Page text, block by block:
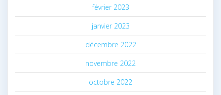
février 2023
janvier 2023
décembre 2022
novembre 2022
octobre 2022